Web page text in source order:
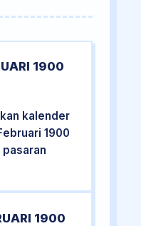
1900
kalender
1900
1900